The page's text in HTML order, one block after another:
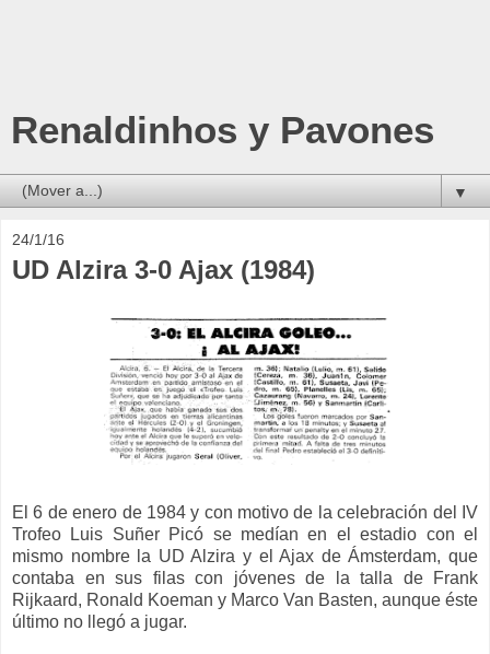
Renaldinhos y Pavones
▼
24/1/16
UD Alzira 3-0 Ajax (1984)
El 6 de enero de 1984 y con motivo de la celebración del IV
Trofeo Luis Suñer Picó se medían en el estadio con el
mismo nombre la UD Alzira y el Ajax de Ámsterdam, que
contaba en sus filas con jóvenes de la talla de Frank
Rijkaard, Ronald Koeman y Marco Van Basten, aunque éste
último no llegó a jugar.